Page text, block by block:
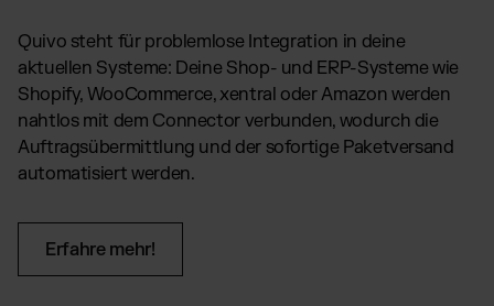
Quivo steht für problemlose Integration in deine
aktuellen Systeme: Deine Shop- und ERP-Systeme wie
Shopify, WooCommerce, xentral oder Amazon werden
nahtlos mit dem Connector verbunden, wodurch die
Auftragsübermittlung und der sofortige Paketversand
automatisiert werden.
Erfahre mehr!